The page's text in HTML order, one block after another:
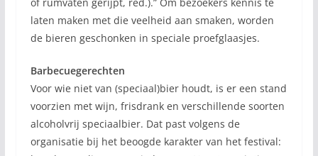
of rumvaten gerijpt, red.).” Om bezoekers kennis te
laten maken met die veelheid aan smaken, worden
de bieren geschonken in speciale proefglaasjes.
Barbecuegerechten
Voor wie niet van (speciaal)bier houdt, is er een stand
voorzien met wijn, frisdrank en verschillende soorten
alcoholvrij speciaalbier. Dat past volgens de
organisatie bij het beoogde karakter van het festival: